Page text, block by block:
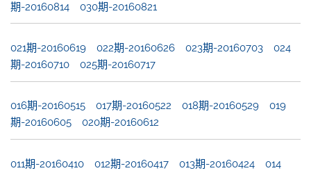
期-20160814
030期-20160821
021期-20160619 022期-20160626 023期-20160703
024
期-20160710
025期-20160717
016期-20160515 017期-20160522 018期-20160529
019
期-20160605
020期-20160612
011期-20160410 012期-20160417 013期-20160424
014